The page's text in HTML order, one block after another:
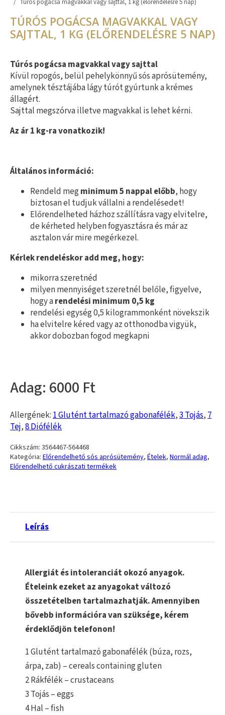
/ Túrós pogácsa magvakkal vagy sajttal, 1 kg (előrendelésre 5 nap)
TÚRÓS POGÁCSA MAGVAKKAL VAGY
SAJTTAL, 1 KG (ELŐRENDELÉSRE 5 NAP)
Túrós pogácsa magvakkal vagy sajttal
Kívül ropogós, belül pehelykönnyű sós aprósütemény,
amelynek tésztájába lágy túrót gyúrtunk a krémes
állagért.
Sajttal megszórva illetve magvakkal is lehet kérni.
Az ár 1 kg-ra vonatkozik!
Általános információ:
Rendeld megminimum 5 nappal előbb, hogy
biztosan el tudjuk vállalni a rendelésedet!
Előrendelheted házhoz szállításra vagy elvitelre,
de kérheted helyben fogyasztásra és már az
asztalon vár mire megérkezel.
Kérlek rendeléskor add meg, hogy:
mikorra szeretnéd
milyen mennyiséget szeretnél belőle, figyelve,
hogy arendelési minimum 0,5 kg
rendelési egység 0,5 kilogrammonként növekszik
ha elvitelre kéred vagy az otthonodba vigyük,
akkor dobozban fogod megkapni
6000
Allergének:1 Glutént tartalmazó gabonafélék,3 Tojás,7
Tej,8 Diófélék
Cikkszám: 3564467-564468
Kategória: Előrendelhető sós aprósütemény, Ételek, Normál adag,
Előrendelhető cukrászati termékek
Leírás
Allergiát és intoleranciát okozó anyagok.
Ételeink ezeket az anyagokat változó
összetételben tartalmazhatják. Amennyiben
bővebb információra van szüksége, kérem
érdeklődjön telefonon!
1 Glutént tartalmazó gabonafélék (búza, rozs,
árpa, zab) – cereals containing gluten
2 Rákfélék – crustaceans
3 Tojás – eggs
4 Hal – fish